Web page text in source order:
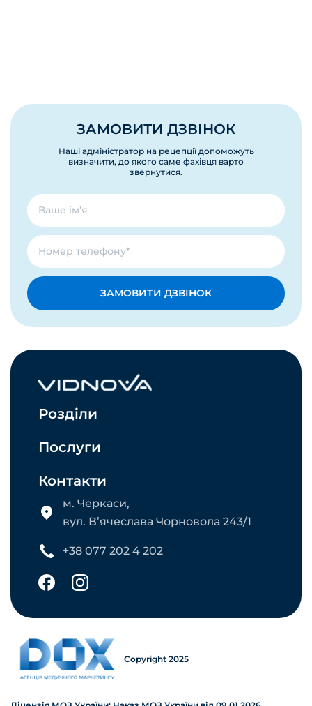
ЗАМОВИТИ ДЗВІНОК
Наші адміністратор на рецепції допоможуть
визначити, до якого саме фахівця варто
звернутися.
ЗАМОВИТИ ДЗВІНОК
Розділи
Послуги
Контакти
м. Черкаси,
вул. Вʼячеслава Чорновола 243/1
+38 077 202 4 202
Copyright 2025